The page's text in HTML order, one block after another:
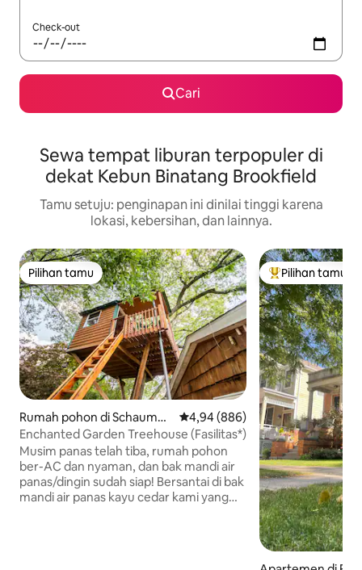
Check-out
Cari
Sewa tempat liburan terpopuler di
dekat Kebun Binatang Brookfield
Tamu setuju: penginapan ini dinilai tinggi karena
lokasi, kebersihan, dan lainnya.
Pilihan tamu
Pilihan tamu
Rumah pohon di Schaumbu
rg
Nilai rata-rata 4,94 dari 5, 886
4,94 (886)
Enchanted Garden Treehouse (Fasilitas*)
Musim panas telah tiba, rumah pohon
ber-AC dan nyaman, dan bak mandi air
panas/dingin sudah siap! Bersantai di bak
mandi air panas kayu cedar kami yang
Pilihan tamu
Pilihan tamu